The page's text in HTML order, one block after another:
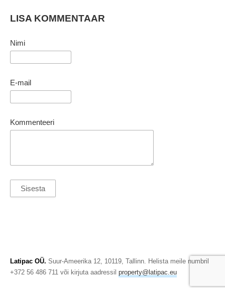
LISA KOMMENTAAR
Nimi
E-mail
Kommenteeri
Latipac OÜ. Suur-Ameerika 12, 10119, Tallinn. Helista meile numbril
+372 56 486 711 või kirjuta aadressil property@latipac.eu